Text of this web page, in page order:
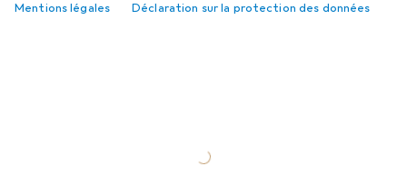
Mentions légales Déclaration sur la protection des données